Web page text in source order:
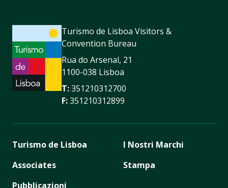
Turismo de Lisboa Visitors &
Convention Bureau
Rua do Arsenal, 21
1100-038 Lisboa
T:351210312700
F:351210312899
Turismo de Lisboa
Associates
Pubblicazioni
I Nostri Marchi
Stampa